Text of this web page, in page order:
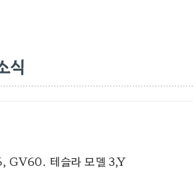
식
GV60. 테슬라 모델 3,Y